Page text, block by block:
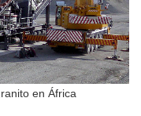
en África